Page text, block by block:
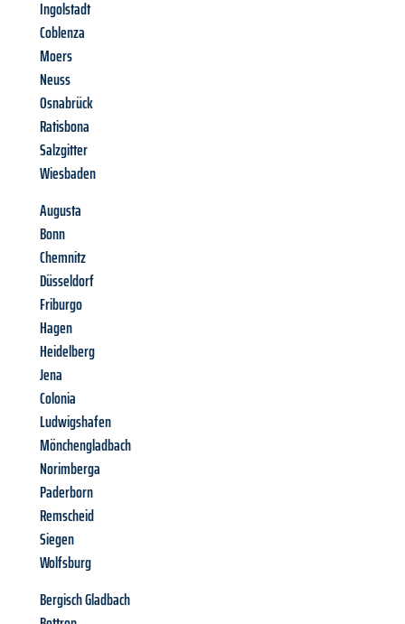
Ingolstadt
Coblenza
Moers
Neuss
Osnabrück
Ratisbona
Salzgitter
Wiesbaden
Augusta
Bonn
Chemnitz
Düsseldorf
Friburgo
Hagen
Heidelberg
Jena
Colonia
Ludwigshafen
Mönchengladbach
Norimberga
Paderborn
Remscheid
Siegen
Wolfsburg
Bergisch Gladbach